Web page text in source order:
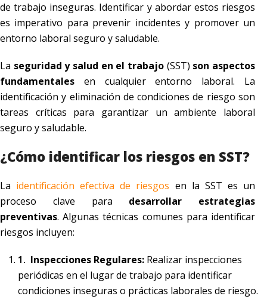
de trabajo inseguras. Identificar y abordar estos riesgos
es imperativo para prevenir incidentes y promover un
entorno laboral seguro y saludable.
La seguridad y salud en el trabajo (SST) son aspectos
fundamentales en cualquier entorno laboral. La
identificación y eliminación de condiciones de riesgo son
tareas críticas para garantizar un ambiente laboral
seguro y saludable.
¿Cómo identificar los riesgos en SST?
La identificación efectiva de riesgos en la SST es un
proceso clave para desarrollar estrategias
preventivas. Algunas técnicas comunes para identificar
riesgos incluyen:
Inspecciones Regulares: Realizar inspecciones
periódicas en el lugar de trabajo para identificar
condiciones inseguras o prácticas laborales de riesgo.